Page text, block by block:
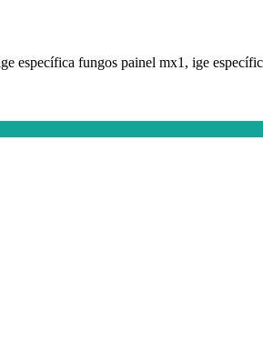
específica fungos painel mx1, ige